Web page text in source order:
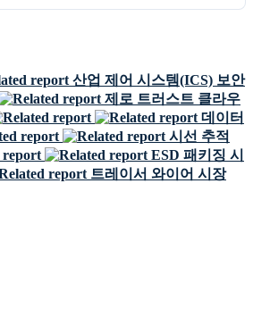
산업 제어 시스템(ICS) 보안
제로 트러스트 클라우
데이터
시선 추적
ESD 패키징 시
트레이서 와이어 시장